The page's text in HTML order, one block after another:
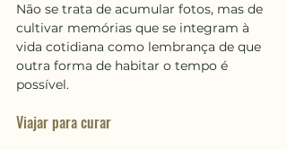
Não se trata de acumular fotos, mas de
cultivar memórias que se integram à
vida cotidiana como lembrança de que
outra forma de habitar o tempo é
possível.
Viajar para curar